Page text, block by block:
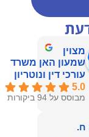
מצוין
שמעון האן משרד
עורכי דין ונוטריון
5.0
מבוסס על 94 ביקורות
ח.